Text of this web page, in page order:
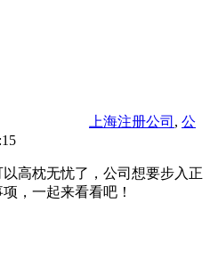
上海注册公司 , 公
高枕无忧了，公司想要步入正
，一起来看看吧！